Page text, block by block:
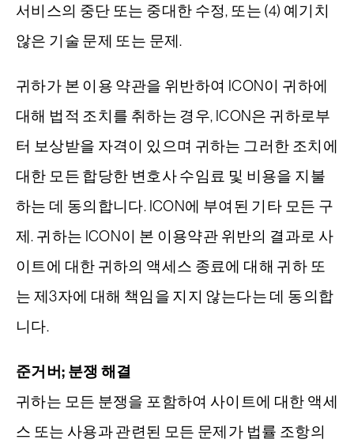
서비스의 중단 또는 중대한 수정, 또는 (4) 예기치
않은 기술 문제 또는 문제.
귀하가 본 이용 약관을 위반하여 ICON이 귀하에
대해 법적 조치를 취하는 경우, ICON은 귀하로부
터 보상받을 자격이 있으며 귀하는 그러한 조치에
대한 모든 합당한 변호사 수임료 및 비용을 지불
하는 데 동의합니다. ICON에 부여된 기타 모든 구
제. 귀하는 ICON이 본 이용약관 위반의 결과로 사
이트에 대한 귀하의 액세스 종료에 대해 귀하 또
는 제3자에 대해 책임을 지지 않는다는 데 동의합
니다.
준거버; 분쟁 해결
귀하는 모든 분쟁을 포함하여 사이트에 대한 액세
스 또는 사용과 관련된 모든 문제가 법률 조항의